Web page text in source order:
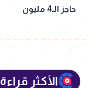
حاجز الـ4 مليون
الأكثر قراءة